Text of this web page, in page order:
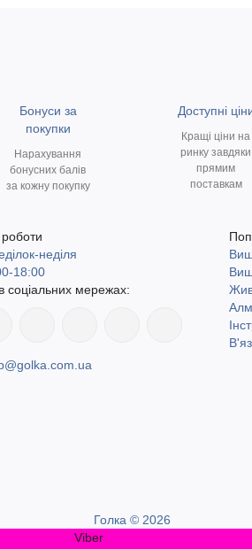
Бонуси за
покупки
Нарахування
бонусних балів
за кожну покупку
Доступні
Кращі ціни на
ринку завдяки
прямим
поставкам
неділя
18:00
соціальних мережах:
Голка © 2026
Viber